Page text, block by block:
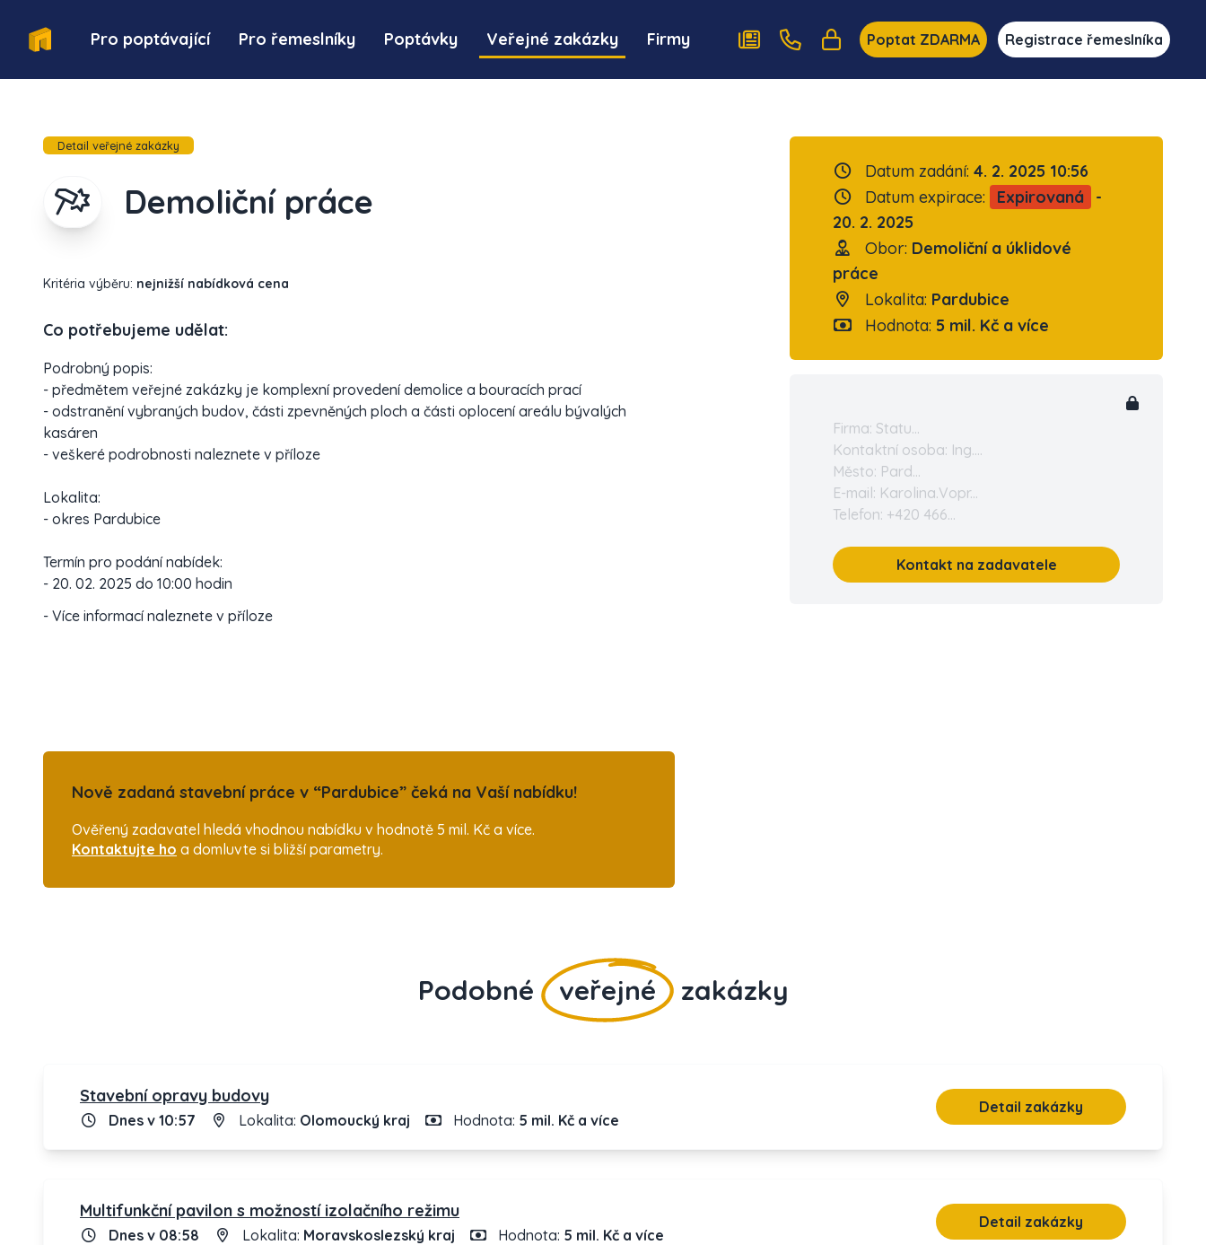
Pro poptávající Pro řemeslníky Poptávky Veřejné zakázky Firmy Poptat ZDARMA Registrace řemeslníka
Detail veřejné zakázky
Demoliční práce
Kritéria výběru: nejnižší nabídková cena
Co potřebujeme udělat:
Podrobný popis:
- předmětem veřejné zakázky je komplexní provedení demolice a bouracích prací
- odstranění vybraných budov, části zpevněných ploch a části oplocení areálu bývalých
kasáren
- veškeré podrobnosti naleznete v příloze
Lokalita:
- okres Pardubice
Termín pro podání nabídek:
- 20. 02. 2025 do 10:00 hodin
- Více informací naleznete v příloze
Nově zadaná stavební práce v “Pardubice” čeká na Vaší nabídku!
Ověřený zadavatel hledá vhodnou nabídku v hodnotě 5 mil. Kč a více.
Kontaktujte ho a domluvte si bližší parametry.
Datum zadání: 4. 2. 2025 10:56
Datum expirace:
Expirovaná
-
20. 2. 2025
Obor: Demoliční a úklidové
práce
Lokalita: Pardubice
Hodnota: 5 mil. Kč a více
Firma: Statu...
Kontaktní osoba: Ing....
Město: Pard...
E-mail: Karolina.Vopr...
Telefon: +420 466...
Kontakt na zadavatele
Podobné veřejné zakázky
Stavební opravy budovy
Dnes v 10:57 Lokalita: Olomoucký kraj Hodnota: 5 mil. Kč a více
Detail zakázky
Multifunkční pavilon s možností izolačního režimu
Dnes v 08:58 Lokalita: Moravskoslezský kraj Hodnota: 5 mil. Kč a více
Detail zakázky